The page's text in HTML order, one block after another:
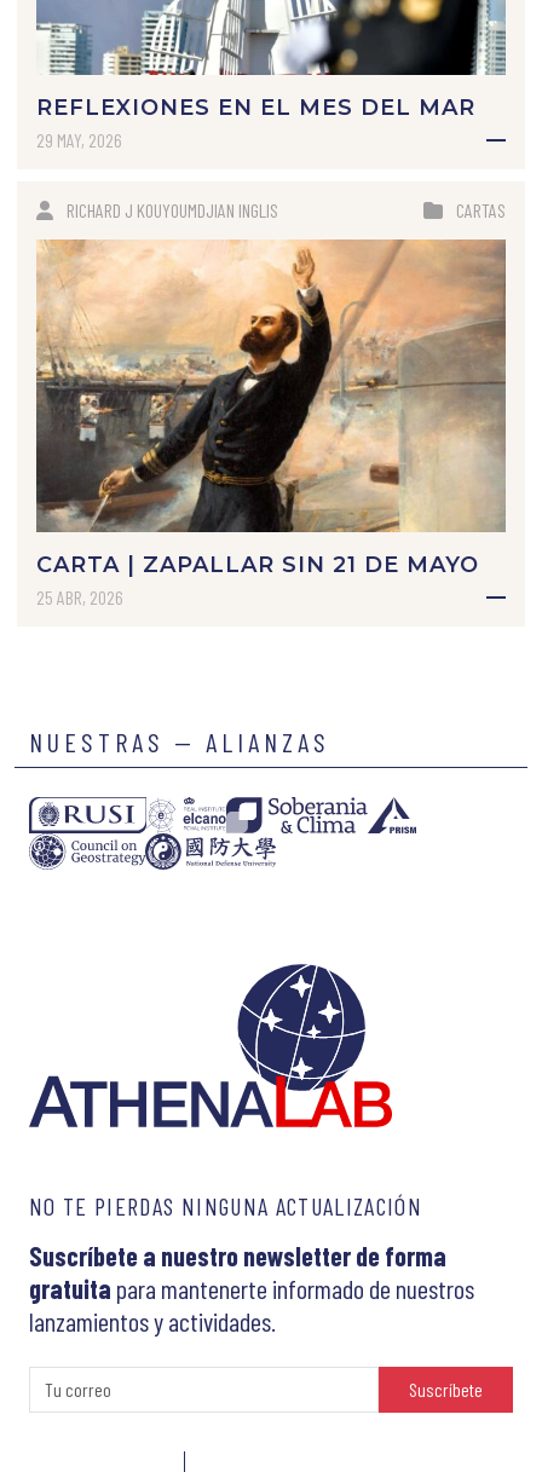
REFLEXIONES EN EL MES DEL MAR
29 MAY, 2026
RICHARD J KOUYOUMDJIAN INGLIS CARTAS
CARTA | ZAPALLAR SIN 21 DE MAYO
25 ABR, 2026
NUESTRAS — ALIANZAS
NO TE PIERDAS NINGUNA ACTUALIZACIÓN
Suscríbete a nuestro newsletter de forma
gratuita para mantenerte informado de nuestros
lanzamientos y actividades.
Suscríbete